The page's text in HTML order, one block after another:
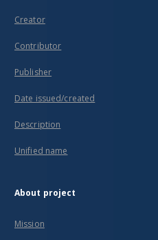
Creator
Contributor
Publisher
Date issued/created
Description
Unified name
About project
Mission